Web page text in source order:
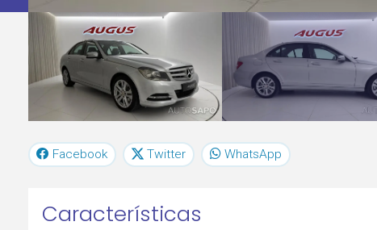
Facebook Twitter WhatsApp
Características